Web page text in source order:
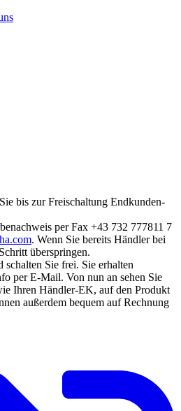
bis zur Freischaltung Endkunden-
per Fax +43 732 777811 7
. Wenn Sie bereits Händler bei
überspringen.
Sie frei. Sie erhalten
per E-Mail. Von nun an sehen Sie
Ihren Händler-EK, auf den Produkt
außerdem bequem auf Rechnung